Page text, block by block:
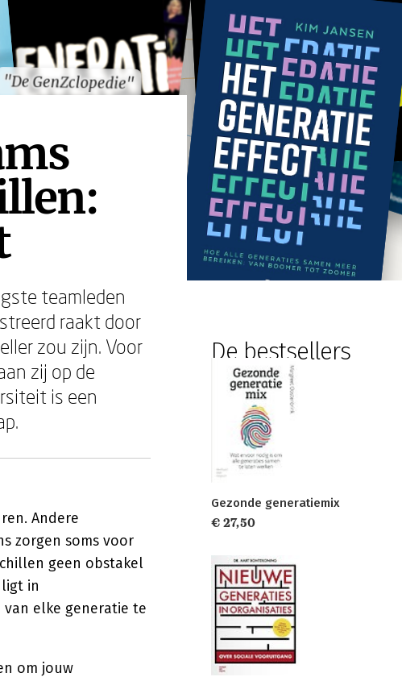
"De GenZclopedie"
"De GenZclopedie"
teamleden
raakt door
zou zijn. Voor
zij op de
is een
Andere
zorgen soms voor
geen obstakel
in
elke generatie te
om jouw
De bestsellers
Gezonde generatiemix
€ 27,50